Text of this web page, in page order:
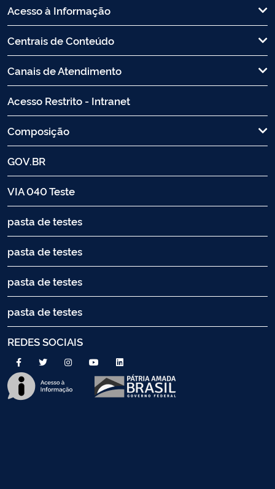
Acesso à Informação
Centrais de Conteúdo
Canais de Atendimento
Acesso Restrito - Intranet
Composição
GOV.BR
VIA 040 Teste
pasta de testes
pasta de testes
pasta de testes
pasta de testes
REDES SOCIAIS